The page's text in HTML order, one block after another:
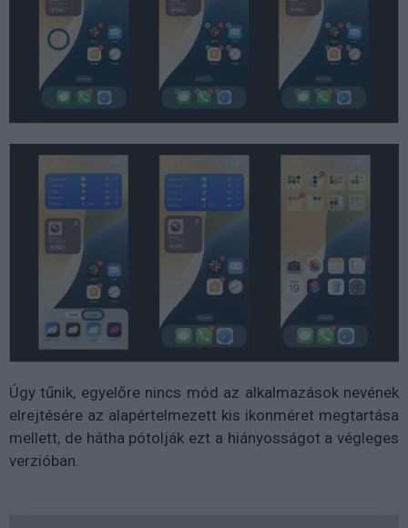
Úgy tűnik, egyelőre nincs mód az alkalmazások nevének
elrejtésére az alapértelmezett kis ikonméret megtartása
mellett, de hátha pótolják ezt a hiányosságot a végleges
verzióban.